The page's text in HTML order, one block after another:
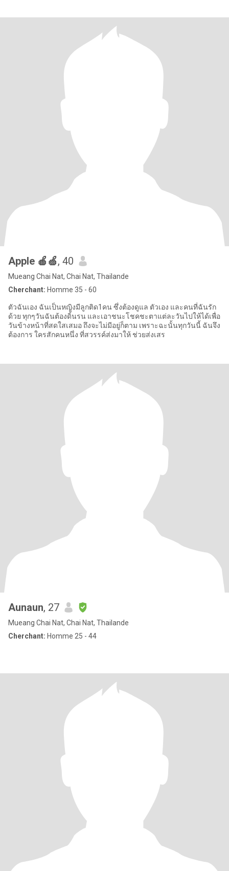
Apple 🍎🍏, 40
Mueang Chai Nat, Chai Nat, Thailande
Cherchant: Homme 35 - 60
ตัวฉันเอง ฉันเป็นหญิงมีลูกติด1คน ซึ่งต้องดูแล ตัวเอง และคนที่ฉันรัก
ด้วย ทุกๆวันฉันต้องดิ้นรน และเอาชนะโชคชะตาแต่ละวันไปให้ได้เพื่อ
วันข้างหน้าที่สดใสเสมอ ถึงจะไม่มีอยู่ก็ตาม เพราะฉะนั้นทุกวันนี้ ฉันจึง
ต้องการ ใครสักคนหนึ่ง ที่สวรรค์ส่งมาให้ ช่วยส่งเสร
Aunaun, 27
Mueang Chai Nat, Chai Nat, Thailande
Cherchant: Homme 25 - 44